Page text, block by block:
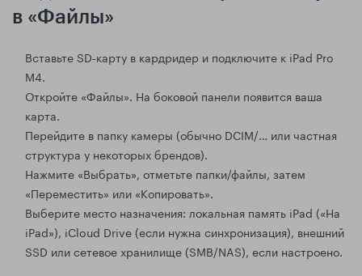
в «Файлы»
Вставьте SD‑карту в кардридер и подключите к iPad Pro
M4.
Откройте «Файлы». На боковой панели появится ваша
карта.
Перейдите в папку камеры (обычно DCIM/… или частная
структура у некоторых брендов).
Нажмите «Выбрать», отметьте папки/файлы, затем
«Переместить» или «Копировать».
Выберите место назначения: локальная память iPad («На
iPad»), iCloud Drive (если нужна синхронизация), внешний
SSD или сетевое хранилище (SMB/NAS), если настроено.